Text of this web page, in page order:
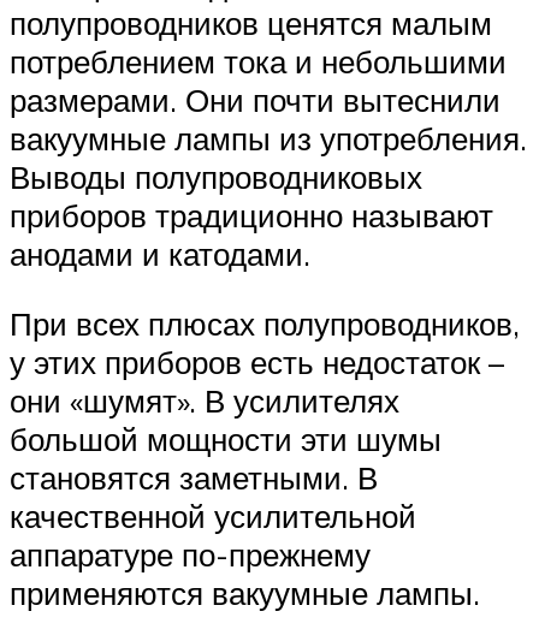
полупроводников ценятся малым
потреблением тока и небольшими
размерами. Они почти вытеснили
вакуумные лампы из употребления.
Выводы полупроводниковых
приборов традиционно называют
анодами и катодами.
При всех плюсах полупроводников,
у этих приборов есть недостаток –
они «шумят». В усилителях
большой мощности эти шумы
становятся заметными. В
качественной усилительной
аппаратуре по-прежнему
применяются вакуумные лампы.